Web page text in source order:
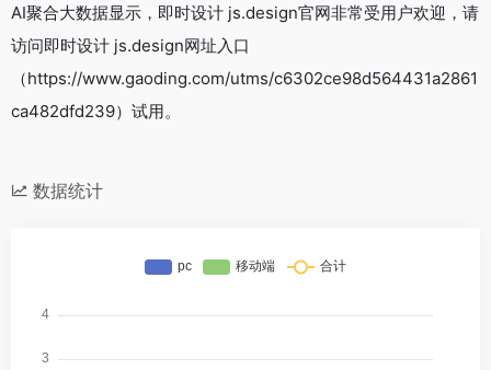
AI聚合大数据显示，即时设计 js.design官网非常受用户欢迎，请
访问即时设计 js.design网址入口
（https://www.gaoding.com/utms/c6302ce98d564431a2861
ca482dfd239）试用。
数据统计